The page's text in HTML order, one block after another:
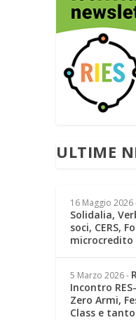
ULTIME
16 Maggio 2026
Solidalia,
soci, CERS,
5 Marzo 2026-
Incontro
Zero Armi,
Class e